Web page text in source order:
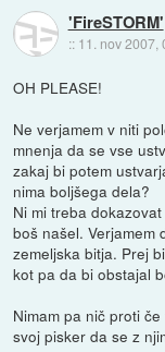
'FireSTORM'
:: 11. nov 2007,
OH PLEASE!
Ne verjamem v niti
mnenja da se vse
zakaj bi potem
nima boljšega dela?
Ni mi treba
boš našel. Verjamem
zemeljska bitja. Prej
kot pa da bi obstajal
Nimam pa nič proti
svoj pisker da se z